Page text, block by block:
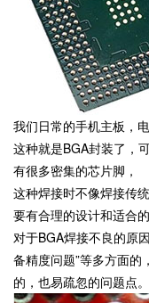
我们日常的手机主板，
这种就是BGA封装了，
有很多密集的芯片脚，
这种焊接时不像焊接传
要有合理的设计和适合
对于BGA焊接不良的原
备精度问题”等多方面的
的，也易疏忽的问题点。